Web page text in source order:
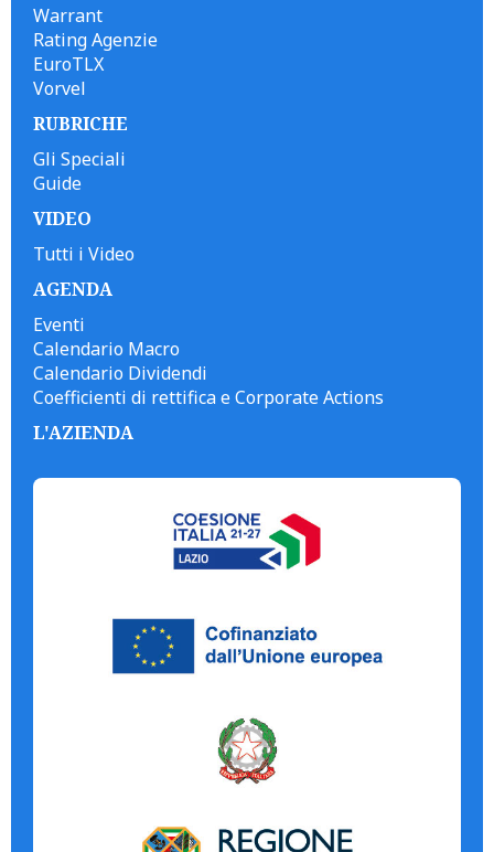
Warrant
Rating Agenzie
EuroTLX
Vorvel
RUBRICHE
Gli Speciali
Guide
VIDEO
Tutti i Video
AGENDA
Eventi
Calendario Macro
Calendario Dividendi
Coefficienti di rettifica e Corporate Actions
L'AZIENDA